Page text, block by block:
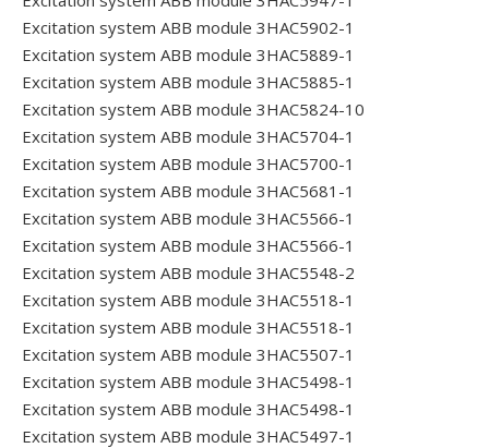
Excitation system ABB module 3HAC5902-1
Excitation system ABB module 3HAC5889-1
Excitation system ABB module 3HAC5885-1
Excitation system ABB module 3HAC5824-10
Excitation system ABB module 3HAC5704-1
Excitation system ABB module 3HAC5700-1
Excitation system ABB module 3HAC5681-1
Excitation system ABB module 3HAC5566-1
Excitation system ABB module 3HAC5566-1
Excitation system ABB module 3HAC5548-2
Excitation system ABB module 3HAC5518-1
Excitation system ABB module 3HAC5518-1
Excitation system ABB module 3HAC5507-1
Excitation system ABB module 3HAC5498-1
Excitation system ABB module 3HAC5498-1
Excitation system ABB module 3HAC5497-1